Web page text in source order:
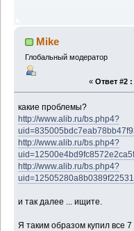
Mike
Глобальный модератор
« Ответ #2 :
какие проблемы?
http://www.alib.ru/bs.php4?
http://www.alib.ru/bs.php4?
http://www.alib.ru/bs.php4?
и так далее ... ищите.
Я таким образом купил все 7